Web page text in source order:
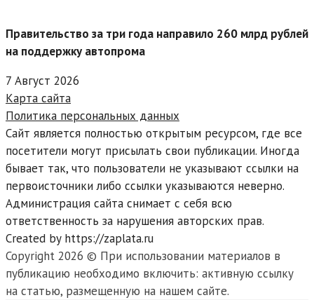
Правительство за три года направило 260 млрд рублей
на поддержку автопрома
7 Август 2026
Карта сайта
Политика персональных данных
Сайт является полностью открытым ресурсом, где все
посетители могут присылать свои публикации. Иногда
бывает так, что пользователи не указывают ссылки на
первоисточники либо ссылки указываются неверно.
Администрация сайта снимает с себя всю
ответственность за нарушения авторских прав.
Created by https://zaplata.ru
Copyright 2026 © При использовании материалов в
публикацию необходимо включить: активную ссылку
на статью, размещенную на нашем сайте.